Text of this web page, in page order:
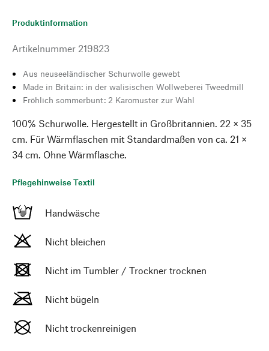
Produktinformation
Artikelnummer 219823
Aus neuseeländischer Schurwolle gewebt
Made in Britain: in der walisischen Wollweberei Tweedmill
Fröhlich sommerbunt: 2 Karomuster zur Wahl
100% Schurwolle. Hergestellt in Großbritannien. 22 × 35
cm. Für Wärmflaschen mit Standardmaßen von ca. 21 ×
34 cm. Ohne Wärmflasche.
Pflegehinweise Textil
Handwäsche
Nicht bleichen
Nicht im Tumbler / Trockner trocknen
Nicht bügeln
Nicht trockenreinigen